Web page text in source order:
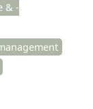
& -